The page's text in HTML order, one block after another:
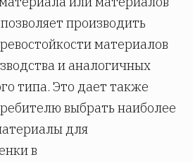
производить
материалов
и аналогичных
типа. Это дает также
выбрать наиболее
для
в